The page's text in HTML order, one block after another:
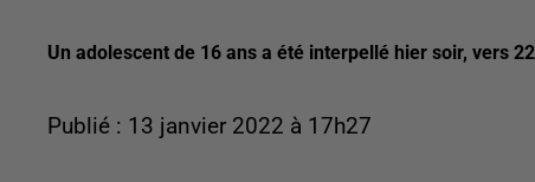
Un adolescent de 16 ans a été interpellé hier soir, vers
Publié : 13 janvier 2022 à 17h27